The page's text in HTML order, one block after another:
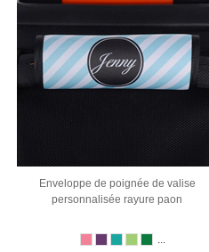
Enveloppe de poignée de valise
personnalisée rayure paon
...